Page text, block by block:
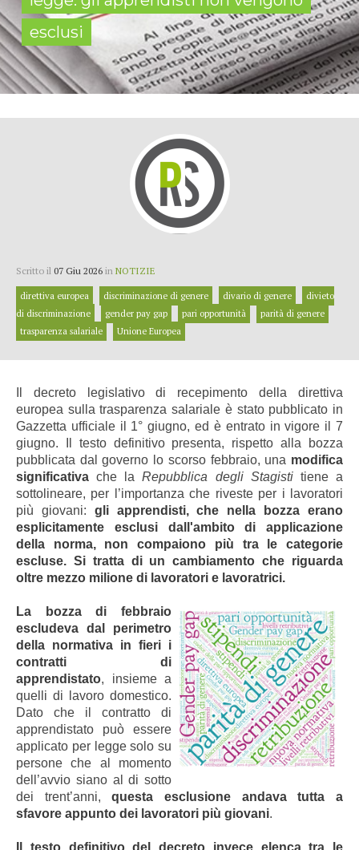
esclusi
Scritto il 07 Giu 2026 in NOTIZIE
direttiva europea discriminazione di genere divario di genere
divieto
di discriminazione
gender pay gap pari opportunità
parità di genere
trasparenza salariale
Unione Europea
Il decreto legislativo di recepimento della direttiva
europea sulla trasparenza salariale è stato pubblicato in
Gazzetta ufficiale il 1° giugno, ed è entrato in vigore il 7
giugno. Il testo definitivo presenta, rispetto alla bozza
pubblicata dal governo lo scorso febbraio, una modifica
significativa che laRepubblica degli Stagistitiene a
sottolineare, per l’importanza che riveste per i lavoratori
più giovani: gli apprendisti, che nella bozza erano
esplicitamente esclusi dall'ambito di applicazione
della norma, non compaiono più tra le categorie
escluse. Si tratta di un cambiamento che riguarda
oltre mezzo milione di lavoratori e lavoratrici.
La bozza di febbraio
escludeva dal perimetro
della normativa in fieri i
contratti di
apprendistato, insieme a
quelli di lavoro domestico.
Dato che il contratto di
apprendistato può essere
applicato per legge solo su
persone che al momento
dell’avvio siano al di sotto
dei trent’anni,questa esclusione andava tutta a
sfavore appunto dei lavoratori più giovani.
Il testo definitivo del decreto invece elenca tra le